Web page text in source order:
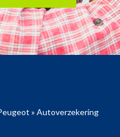
» Autoverzekering